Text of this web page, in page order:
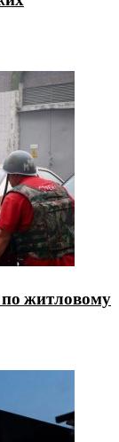
житловому